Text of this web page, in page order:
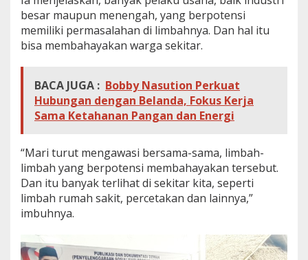
besar maupun menengah, yang berpotensi
memiliki permasalahan di limbahnya. Dan hal itu
bisa membahayakan warga sekitar.
BACA JUGA : Bobby Nasution Perkuat
Hubungan dengan Belanda, Fokus Kerja
Sama Ketahanan Pangan dan Energi
“Mari turut mengawasi bersama-sama, limbah-
limbah yang berpotensi membahayakan tersebut.
Dan itu banyak terlihat di sekitar kita, seperti
limbah rumah sakit, percetakan dan lainnya,”
imbuhnya.